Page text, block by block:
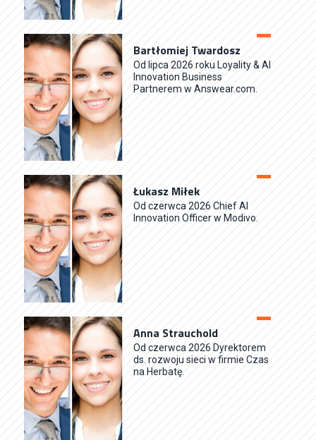
Bartłomiej Twardosz
Od lipca 2026 roku Loyality & Al
Innovation Business
Partnerem w Answear.com.
Łukasz Miłek
Od czerwca 2026 Chief AI
Innovation Officer w Modivo.
Anna Strauchold
Od czerwca 2026 Dyrektorem
ds. rozwoju sieci w firmie Czas
na Herbatę.